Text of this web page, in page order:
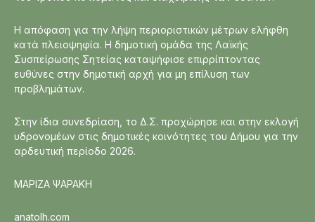
Η απόφαση για την λήψη περιοριστικών μέτρων ελήφθη
κατά πλειοψηφία. Η δημοτική ομάδα της Λαϊκής
Συσπείρωσης Σητείας καταψήφισε επιρρίπτοντας
ευθύνες στην δημοτική αρχή για μη επίλυση των
προβλημάτων.
Στην ίδια συνεδρίαση, το Δ.Σ. προχώρησε και στην εκλογή
υδρονομέων στις δημοτικές κοινότητες του Δήμου για την
αρδευτική περίοδο 2026.
ΜΑΡΙΖΑ ΨΑΡΑΚΗ
anatolh.com